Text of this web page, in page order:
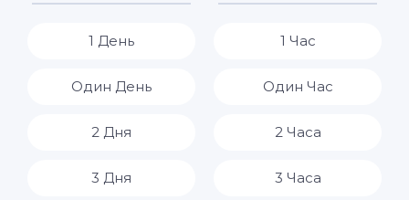
1 День
Один День
2 Дня
3 Дня
1 Час
Один Час
2 Часа
3 Часа